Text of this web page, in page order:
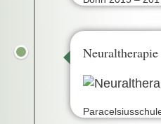
Neuraltherapie